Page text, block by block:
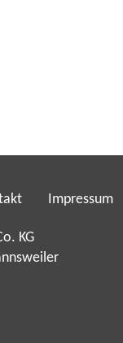
Impressum
KG